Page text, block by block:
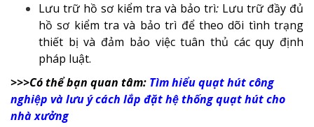
Lưu trữ hồ sơ kiểm tra và bảo trì: Lưu trữ đầy đủ
hồ sơ kiểm tra và bảo trì để theo dõi tình trạng
thiết bị và đảm bảo việc tuân thủ các quy định
pháp luật.
>>>Có thể bạn quan tâm: Tìm hiểu quạt hút công
nghiệp và lưu ý cách lắp đặt hệ thống quạt hút cho
nhà xưởng